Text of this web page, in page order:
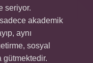
seriyor.
akademik
aynı
sosyal
gütmektedir.